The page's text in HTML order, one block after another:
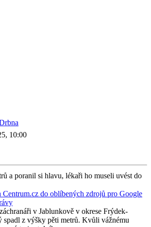
10:00
a poranil si hlavu, lékaři ho museli uvést do
Centrum.cz do oblíbených zdrojů pro Google
v Jablunkově v okrese Frýdek-
spadl z výšky pěti metrů. Kvůli vážnému